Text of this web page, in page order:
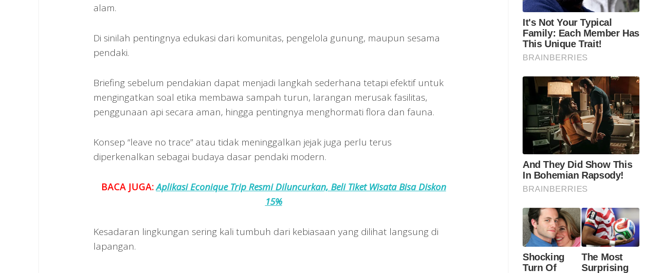
alam.
Di sinilah pentingnya edukasi dari komunitas, pengelola gunung, maupun sesama
pendaki.
Briefing sebelum pendakian dapat menjadi langkah sederhana tetapi efektif untuk
mengingatkan soal etika membawa sampah turun, larangan merusak fasilitas,
penggunaan api secara aman, hingga pentingnya menghormati flora dan fauna.
Konsep “leave no trace” atau tidak meninggalkan jejak juga perlu terus
diperkenalkan sebagai budaya dasar pendaki modern.
BACA JUGA:Aplikasi Econique Trip Resmi Diluncurkan, Beli Tiket Wisata Bisa Diskon
15%
Kesadaran lingkungan sering kali tumbuh dari kebiasaan yang dilihat langsung di
lapangan.